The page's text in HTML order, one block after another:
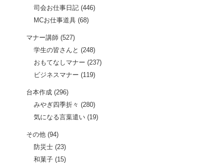
司会お仕事日記(446)
MCお仕事道具(68)
マナー講師(527)
学生の皆さんと (248)
おもてなしマナー (237)
ビジネスマナー (119)
台本作成(296)
みやぎ四季折々 (280)
気になる言葉遣い(19)
その他(94)
防災士(23)
和菓子(15)